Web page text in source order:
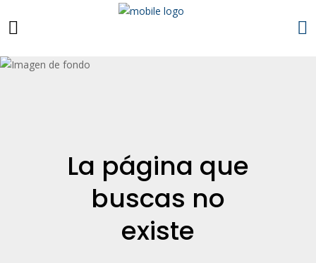
La página que
buscas no
existe